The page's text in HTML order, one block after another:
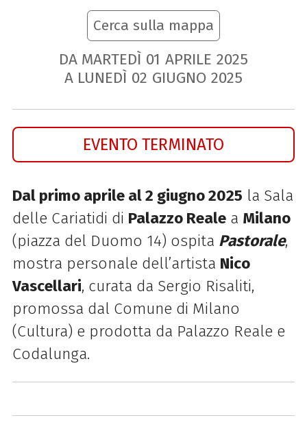
Cerca sulla mappa
DA MARTEDÌ 01 APRILE 2025
A LUNEDÌ 02 GIUGNO 2025
EVENTO TERMINATO
Dal primo aprile al 2 giugno 2025 la Sala
delle Cariatidi di Palazzo Realea Milano
(piazza del Duomo 14) ospita Pastorale,
mostra personale dell’artista Nico
Vascellari, curata da Sergio Risaliti,
promossa dal Comune di Milano
(Cultura) e prodotta da Palazzo Reale e
Codalunga.